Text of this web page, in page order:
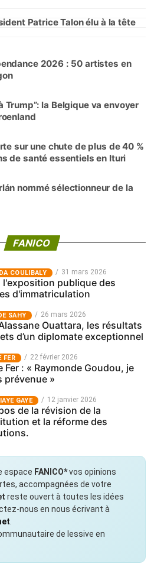
Patrice Talon élu à la tête
2026 : 50 artistes en
Trump”: la Belgique va envoyer
sur une chute de plus de 40 %
de santé essentiels en Ituri
nommé sélectionneur de la
FANICO
COULIBALY 31 mars 2026
l'exposition publique des
d'immatriculation
SAHY 26 mars 2026
Ouattara, les résultats
d’un diplomate exceptionnel
FER 22 février 2026
Fer : « Raymonde Goudou, je
prévenue »
GAYE 12 janvier 2026
de la révision de la
et la réforme des
espace FANICO*vos opinions
accompagnées de votre
reste ouvert à toutes les idées
nous en nous écrivant à
de lessive en